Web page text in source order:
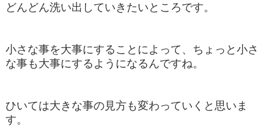
どんどん洗い出していきたいところです。
小さな事を大事にすることによって、ちょっと小さ
な事も大事にするようになるんですね。
ひいては大きな事の見方も変わっていくと思いま
す。